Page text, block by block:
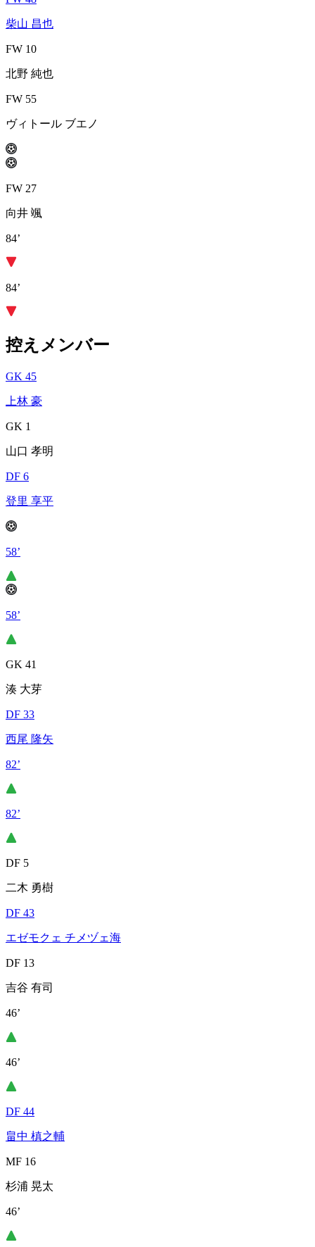
柴山 昌也
FW 10
北野 純也
FW 55
ヴィトール ブエノ
FW 27
向井 颯
84’
84’
控えメンバー
GK 45
上林 豪
GK 1
山口 孝明
DF 6
登里 享平
58’
58’
GK 41
湊 大芽
DF 33
西尾 隆矢
82’
82’
DF 5
二木 勇樹
DF 43
エゼモクェ チメヅェ海
DF 13
吉谷 有司
46’
46’
DF 44
畠中 槙之輔
MF 16
杉浦 晃太
46’